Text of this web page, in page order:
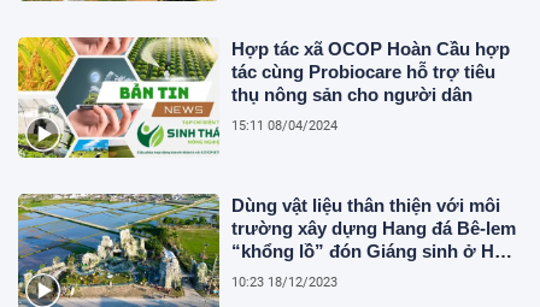
Hợp tác xã OCOP Hoàn Cầu hợp
tác cùng Probiocare hỗ trợ tiêu
thụ nông sản cho người dân
15:11 08/04/2024
Dùng vật liệu thân thiện với môi
trường xây dựng Hang đá Bê-lem
“khổng lồ” đón Giáng sinh ở Hà
Tĩnh
10:23 18/12/2023